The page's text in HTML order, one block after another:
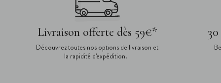
Livraison offerte dès 59€*
Découvrez toutes nos options de livraison et
la rapidité d'expédition.